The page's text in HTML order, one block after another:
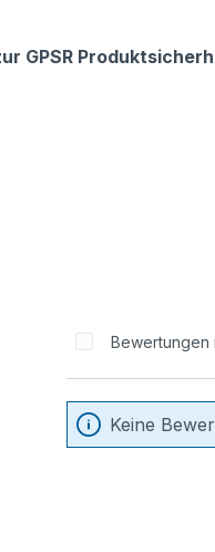
GPSR
Bewertungen
Keine